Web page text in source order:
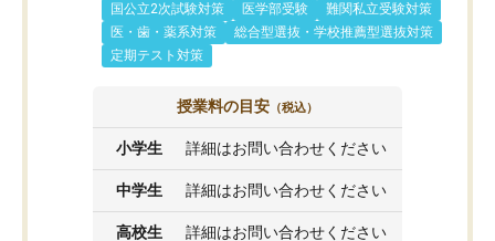
国公立2次試験対策
医学部受験
難関私立受験対策
医・歯・薬系対策
総合型選抜・学校推薦型選抜対策
定期テスト対策
授業料の目安 （税込）
小学生 詳細はお問い合わせください
中学生 詳細はお問い合わせください
高校生 詳細はお問い合わせください